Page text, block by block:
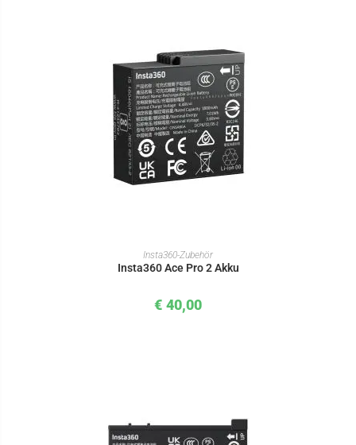
IN DEN WARENKORB
Insta360-Zubehör
Insta360 Ace Pro 2 Akku
€ 40,00